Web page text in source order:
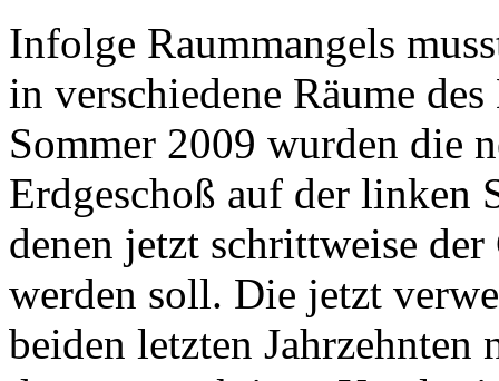
Infolge Raummangels
in verschiedene Räume
Sommer 2009 wurden die
Erdgeschoß auf der linken
denen jetzt schrittweise
werden soll. Die jetzt
beiden letzten